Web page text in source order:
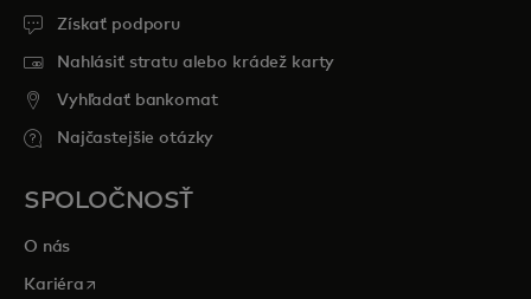
Získať podporu
Nahlásiť stratu alebo krádež karty
Vyhľadať bankomat
Najčastejšie otázky
SPOLOČNOSŤ
O nás
Kariéra opens in a new tab